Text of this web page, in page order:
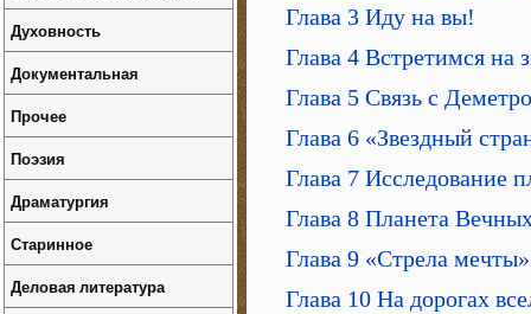
Глава 3 Иду на вы!
Глава 4 Встретимся на
Глава 5 Связь с
Глава 6 «Звездный
Глава 7 Исследование
Глава 8 Планета
Глава 9 «Стрела мечты»
Глава 10 На дорогах
Духовность
Документальная
Прочее
Поэзия
Драматургия
Старинное
Деловая литература